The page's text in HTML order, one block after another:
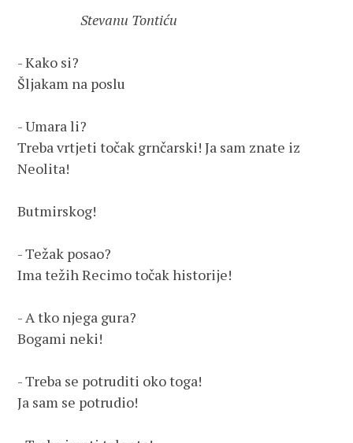
Stevanu Tontiću
- Kako si?
Šljakam na poslu
- Umara li?
Treba vrtjeti točak grnčarski! Ja sam znate iz
Neolita!
Butmirskog!
- Težak posao?
Ima težih Recimo točak historije!
- A tko njega gura?
Bogami neki!
- Treba se potruditi oko toga!
Ja sam se potrudio!